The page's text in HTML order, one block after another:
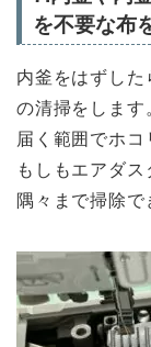
を不要な布
内釜をはずした
の清掃をします
届く範囲でホコ
もしもエアダ
隅々まで掃除で